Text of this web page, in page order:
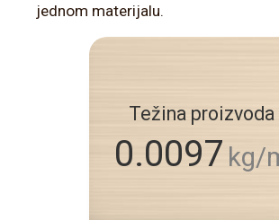
jednom materijalu.
Težina proizvoda
0.0097 kg/